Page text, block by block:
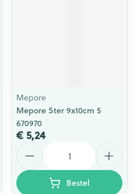
Mepore
Mepore Ster 9x10cm 5
670970
€ 5,24
Bestel